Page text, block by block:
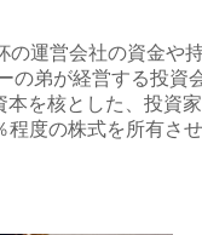
の運営会社の資金や
の弟が経営する投資
本を核とした、投資
程度の株式を所有さ